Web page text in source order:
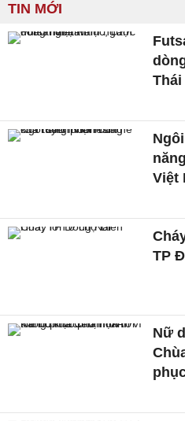
TIN MỚI
Thái
Việt
TP
Nữ